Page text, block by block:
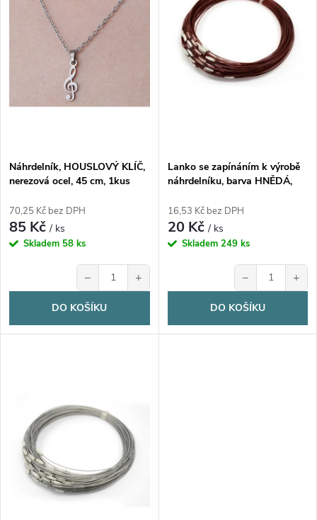
p
o
d
u
ů
p
o
d
u
k
t
Náhrdelník, HOUSLOVÝ KLÍČ,
nerezová ocel, 45 cm, 1kus
70,25 Kč bez DPH
85 Kč/ ks
Skladem 58 ks
− +
DO KOŠÍKU
Lanko se zapínáním k výrobě
náhrdelníku, barva HNĚDÁ,
16,53 Kč bez DPH
20 Kč/ ks
Skladem 249 ks
− +
DO KOŠÍKU